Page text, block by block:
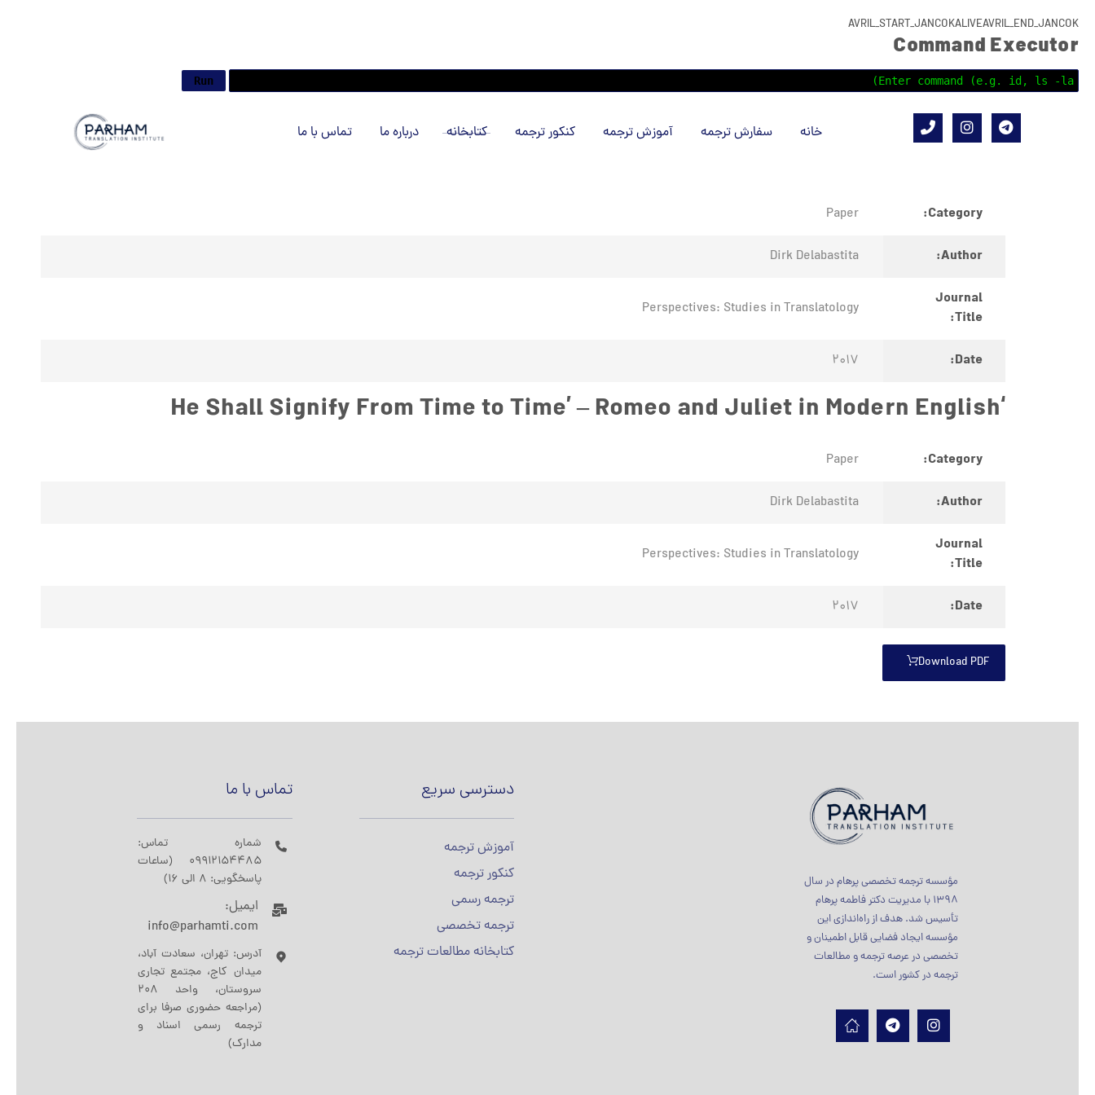
AVRIL_START_JANCOKALIVEAVRIL_END_JANCOK
Command Executor
خانه سفارش ترجمه آموزش ترجمه کنکور ترجمه کتابخانه درباره ما تماس با ما
Category:
Paper
Author:
Dirk Delabastita
Journal
Title:
Perspectives: Studies in Translatology
Date:
2017
‘He Shall Signify From Time to Time’ – Romeo and Juliet in Modern English
Category:
Paper
Author:
Dirk Delabastita
Journal
Title:
Perspectives: Studies in Translatology
Date:
2017
Download PDF
مؤسسه ترجمه تخصصی پرهام در سال
1398 با مدیریت دکتر فاطمه پرهام
تأسیس شد. هدف از راه‌اندازی این
مؤسسه ایجاد فضایی قابل اطمینان و
تخصصی در عرصه ترجمه و مطالعات
ترجمه در کشور است.
دسترسی سریع
آموزش ترجمه
کنکور ترجمه
ترجمه رسمی
ترجمه تخصصی
کتابخانه مطالعات ترجمه
تماس با ما
شماره تماس:
09912154485 (ساعات
پاسخگویی: 8 الی 16)
ایمیل:
info@parhamti.com
آدرس: تهران، سعادت آباد،
میدان کاج، مجتمع تجاری
سروستان، واحد 208
(مراجعه حضوری صرفا برای
ترجمه رسمی اسناد و
مدارک)